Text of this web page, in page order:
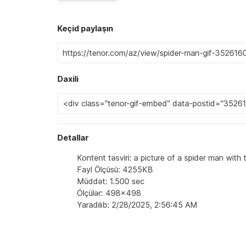
Keçid paylaşın
Daxili
Detallar
Kontent təsviri: a picture of a spider man with
Fayl Ölçüsü: 4255KB
Müddət: 1.500 sec
Ölçülər: 498x498
Yaradılıb: 2/28/2025, 2:56:45 AM